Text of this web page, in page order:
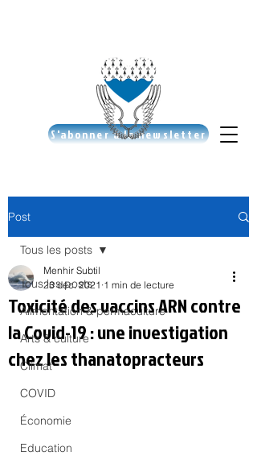
S'abonner à la newsletter
Post
Tous les posts
Alimentation & permaculture
Arts & culture
Climat
COVID
Économie
Education
Tous les posts
Toxicité des vaccins ARN contre
la Covid-19 : une investigation
chez les thanatopracteurs
Menhir Subtil
23 déc. 2021 1 min de lecture